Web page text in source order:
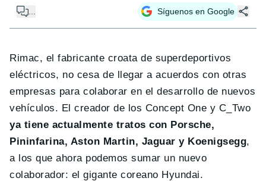
Síguenos en Google
Rimac, el fabricante croata de superdeportivos
eléctricos, no cesa de llegar a acuerdos con otras
empresas para colaborar en el desarrollo de nuevos
vehículos. El creador de los Concept One y C_Two
ya tiene actualmente tratos con Porsche,
Pininfarina, Aston Martin, Jaguar y Koenigsegg,
a los que ahora podemos sumar un nuevo
colaborador: el gigante coreano Hyundai.